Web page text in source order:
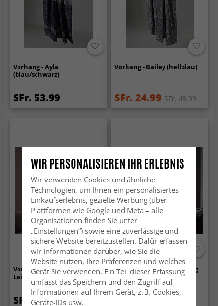
Vorhang - Ayla
(blau/schwarz)
SFr. 53.99
Vorhang - Bailey (hellblau)
SFr. 24.99 SFr. 48.99
Vorhänge - Gardine in
Leinenoptik Andrada (lila)
SFr. 26.99
Vorhänge - Leinenvorhang
Cosmina (dunkelgrau)
SFr. 33.99
WIR PERSONALISIEREN IHR ERLEBNIS
Wir verwenden Cookies und ähnliche
Technologien, um Ihnen ein personalisiertes
Einkaufserlebnis, gezielte Werbung (über
Plattformen wie Googleund Meta – alle
Organisationen finden Sie unter
„Einstellungen“) sowie eine zuverlässige und
sichere Website bereitzustellen. Dafür erfassen
wir Informationen darüber, wie Sie die
Website nutzen, Ihre Präferenzen und welches
Gerät Sie verwenden. Ein Teil dieser Erfassung
umfasst das Speichern und den Zugriff auf
Informationen auf Ihrem Gerät, z. B. Cookies,
Geräte-IDs usw.